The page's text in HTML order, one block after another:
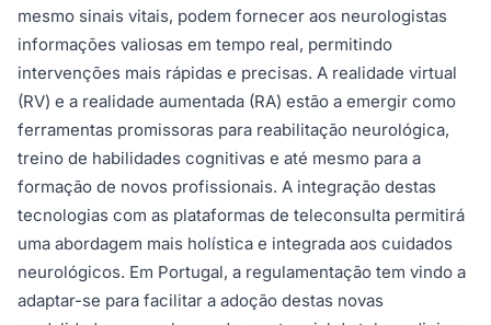
mesmo sinais vitais, podem fornecer aos neurologistas
informações valiosas em tempo real, permitindo
intervenções mais rápidas e precisas. A realidade virtual
(RV) e a realidade aumentada (RA) estão a emergir como
ferramentas promissoras para reabilitação neurológica,
treino de habilidades cognitivas e até mesmo para a
formação de novos profissionais. A integração destas
tecnologias com as plataformas de teleconsulta permitirá
uma abordagem mais holística e integrada aos cuidados
neurológicos. Em Portugal, a regulamentação tem vindo a
adaptar-se para facilitar a adoção destas novas